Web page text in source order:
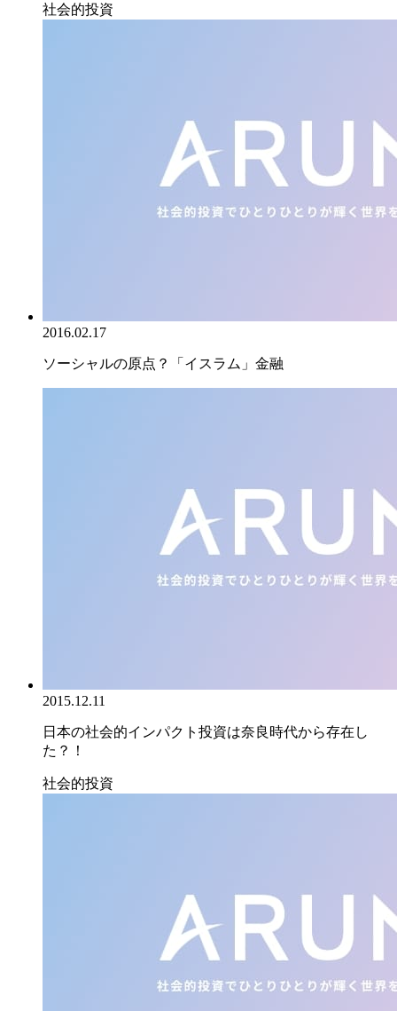
社会的投資
2016.02.17
ソーシャルの原点？「イスラム」金融
2015.12.11
日本の社会的インパクト投資は奈良時代から存在し
た？！
社会的投資